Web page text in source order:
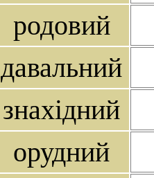
родовий
давальний
знахідний
орудний